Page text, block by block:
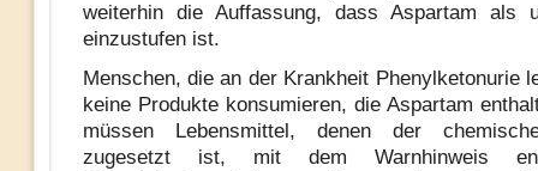
weiterhin die Auffassung, dass Aspartam als
einzustufen ist.
Menschen, die an der Krankheit Phenylketonurie
keine Produkte konsumieren, die Aspartam
müssen Lebensmittel, denen der
zugesetzt ist, mit dem Warnhinweis